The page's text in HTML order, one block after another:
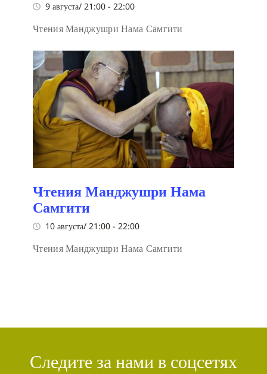
9 августа/ 21:00 - 22:00
Чтения Манджушри Нама Самгити
Чтения Манджушри Нама
Самгити
10 августа/ 21:00 - 22:00
Чтения Манджушри Нама Самгити
Следите за нами в соцсетях